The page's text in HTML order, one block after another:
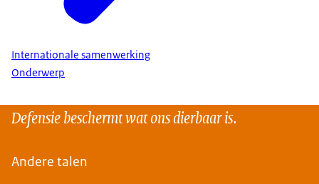
Internationale samenwerking
Onderwerp
Defensie beschermt wat ons dierbaar is.
Andere talen